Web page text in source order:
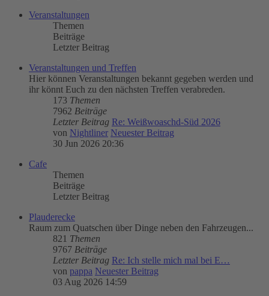
Veranstaltungen
Themen
Beiträge
Letzter Beitrag
Veranstaltungen und Treffen
Hier können Veranstaltungen bekannt gegeben werden und
ihr könnt Euch zu den nächsten Treffen verabreden.
173 Themen
7962 Beiträge
Letzter Beitrag Re: Weißwoaschd-Süd 2026
von Nightliner Neuester Beitrag
30 Jun 2026 20:36
Cafe
Themen
Beiträge
Letzter Beitrag
Plauderecke
Raum zum Quatschen über Dinge neben den Fahrzeugen...
821 Themen
9767 Beiträge
Letzter Beitrag Re: Ich stelle mich mal bei E…
von pappa Neuester Beitrag
03 Aug 2026 14:59